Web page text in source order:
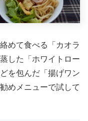
めて食べる「カオラ
した「ホワイトロー
を包んだ「揚げワン
めメニューで試して